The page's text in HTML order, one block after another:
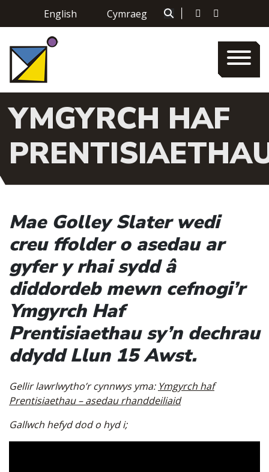
English Cymraeg
YMGYRCH HAF
Mae Golley Slater wedi
creu ffolder o asedau ar
gyfer y rhai sydd â
diddordeb mewn cefnogi’r
Ymgyrch Haf
Prentisiaethau sy’n dechrau
ddydd Llun 15 Awst.
Gellir lawrlwytho’r cynnwys yma: Ymgyrch haf
Prentisiaethau – asedau rhanddeiliaid
Gallwch hefyd dod o hyd i;